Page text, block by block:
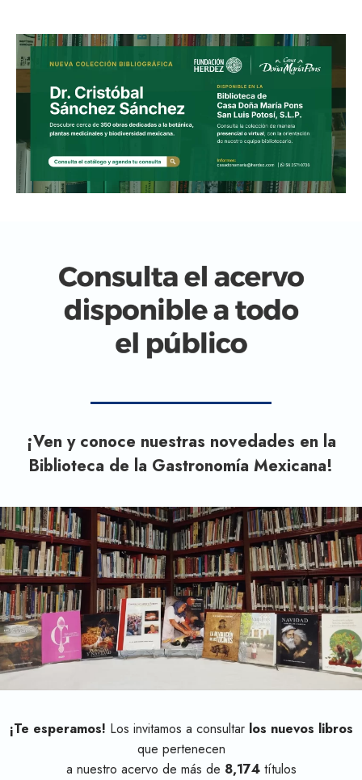
¡Ven y conoce nuestras novedades en la
Biblioteca de la Gastronomía Mexicana!
¡Te esperamos! Los invitamos a consultar los nuevos libros
que pertenecen
a nuestro acervo de más de 8,174títulos